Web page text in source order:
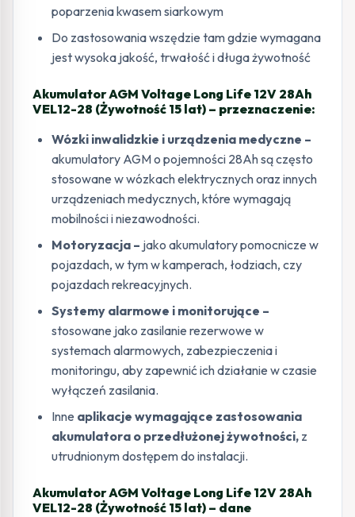
poparzenia kwasem siarkowym
Do zastosowania wszędzie tam gdzie wymagana
jest wysoka jakość, trwałość i długa żywotność
Akumulator AGM Voltage Long Life 12V 28Ah
VEL12-28 (Żywotność 15 lat) – przeznaczenie:
Wózki inwalidzkie i urządzenia medyczne –
akumulatory AGM o pojemności 28Ah są często
stosowane w wózkach elektrycznych oraz innych
urządzeniach medycznych, które wymagają
mobilności i niezawodności.
Motoryzacja – jako akumulatory pomocnicze w
pojazdach, w tym w kamperach, łodziach, czy
pojazdach rekreacyjnych.
Systemy alarmowe i monitorujące –
stosowane jako zasilanie rezerwowe w
systemach alarmowych, zabezpieczenia i
monitoringu, aby zapewnić ich działanie w czasie
wyłączeń zasilania.
Inne aplikacje wymagające zastosowania
akumulatora o przedłużonej żywotności, z
utrudnionym dostępem do instalacji.
Akumulator AGM Voltage Long Life 12V 28Ah
VEL12-28 (Żywotność 15 lat) – dane